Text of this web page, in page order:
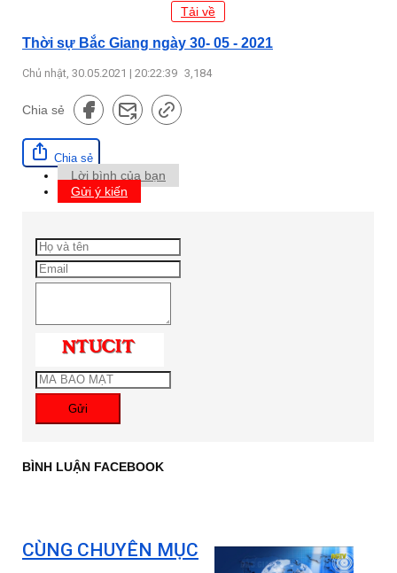
Tải về
Thời sự Bắc Giang ngày 30- 05 - 2021
Chủ nhật, 30.05.2021 | 20:22:39 3,184
Chia sẻ
Chia sẻ
Lời bình của bạn
Gửi ý kiến
Gửi
BÌNH LUẬN FACEBOOK
CÙNG CHUYÊN MỤC